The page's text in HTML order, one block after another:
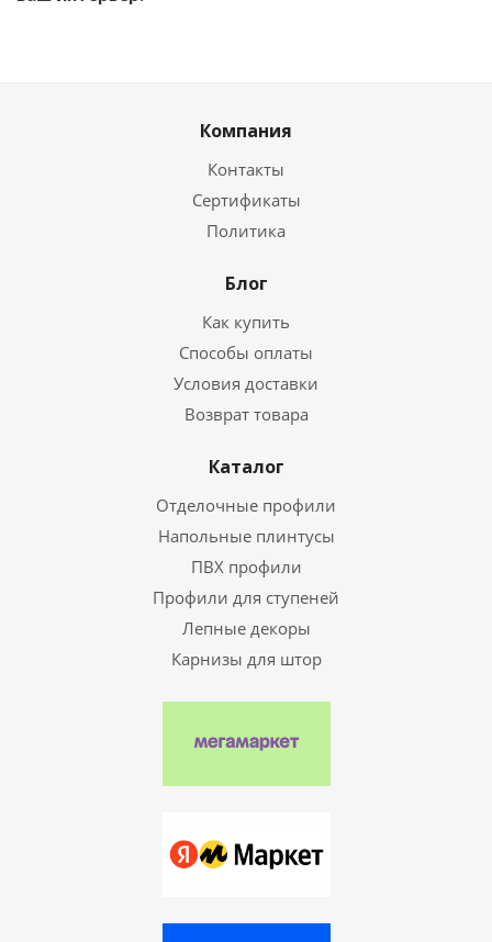
Компания
Контакты
Сертификаты
Политика
Блог
Как купить
Способы оплаты
Условия доставки
Возврат товара
Каталог
Отделочные профили
Напольные плинтусы
ПВХ профили
Профили для ступеней
Лепные декоры
Карнизы для штор